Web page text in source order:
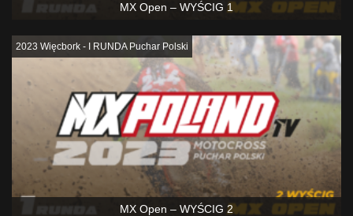
MX Open – WYŚCIG 1
MX Open – WYŚCIG 2
2023 Więcbork - I RUNDA Puchar Polski